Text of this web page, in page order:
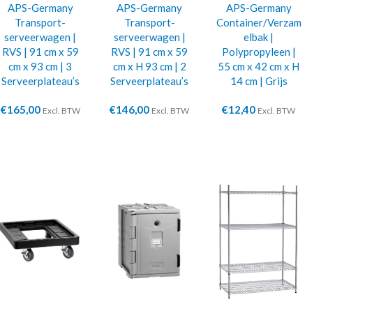
APS-Germany
Transport-
serveerwagen |
RVS | 91 cm x 59
cm x 93 cm | 3
Serveerplateau’s
€165,00 Excl. BTW
APS-Germany
Transport-
serveerwagen |
RVS | 91 cm x 59
cm x H 93 cm | 2
Serveerplateau’s
€146,00 Excl. BTW
APS-Germany
Container/Verzam
elbak |
Polypropyleen |
55 cm x 42 cm x H
14 cm | Grijs
€12,40 Excl. BTW